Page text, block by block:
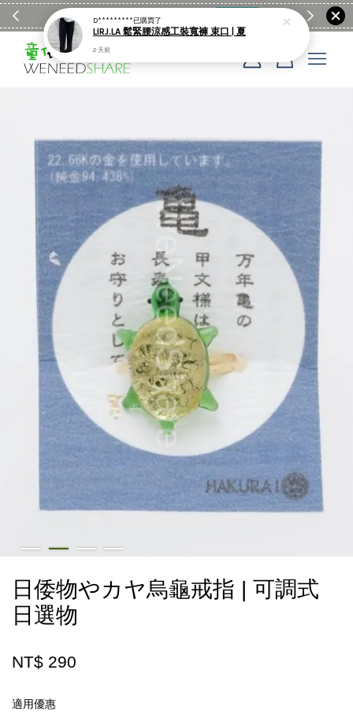
滿$1990送日亞麻棉簡約餐墊 童裝
日倭物やカヤ烏龜戒指 | 可調式
日選物
NT$ 290
適用優惠
您的購物車目前還是空的。
D*********已購買了
LIRJ.LA 鬆緊腰涼感工裝寬褲 束口 | 夏
2 天前